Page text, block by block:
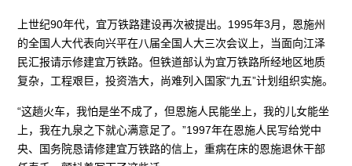
上世纪90年代，宜万铁路建设再次被提出。1995年3月，恩施州
的全国人大代表向兴平在八届全国人大三次会议上，当面向江泽
民汇报请示修建宜万铁路。但铁道部认为宜万铁路所经地区地质
复杂，工程艰巨，投资浩大，尚难列入国家“九五”计划组织实施。
“这趟火车，我怕是坐不成了，但恩施人民能坐上，我的儿女能坐
上，我在九泉之下就心满意足了。”1997年在恩施人民写给党中
央、国务院恳请修建宜万铁路的信上，重病在床的恩施退休干部